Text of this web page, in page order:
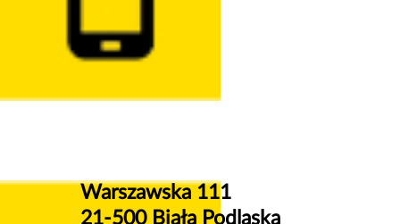
Warszawska 111
21-500 Biała Podlaska